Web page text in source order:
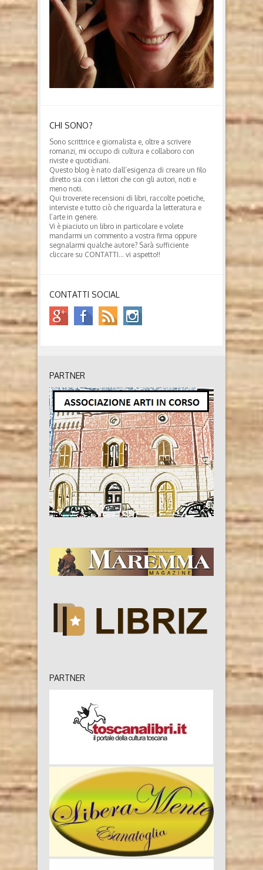
CHI SONO?
Sono scrittrice e giornalista e, oltre a scrivere
romanzi, mi occupo di cultura e collaboro con
riviste e quotidiani.
Questo blog è nato dall’esigenza di creare un filo
diretto sia con i lettori che con gli autori, noti e
meno noti.
Qui troverete recensioni di libri, raccolte poetiche,
interviste e tutto ciò che riguarda la letteratura e
l’arte in genere.
Vi è piaciuto un libro in particolare e volete
mandarmi un commento a vostra firma oppure
segnalarmi qualche autore? Sarà sufficiente
cliccare su CONTATTI… vi aspetto!!
CONTATTI SOCIAL
PARTNER
PARTNER